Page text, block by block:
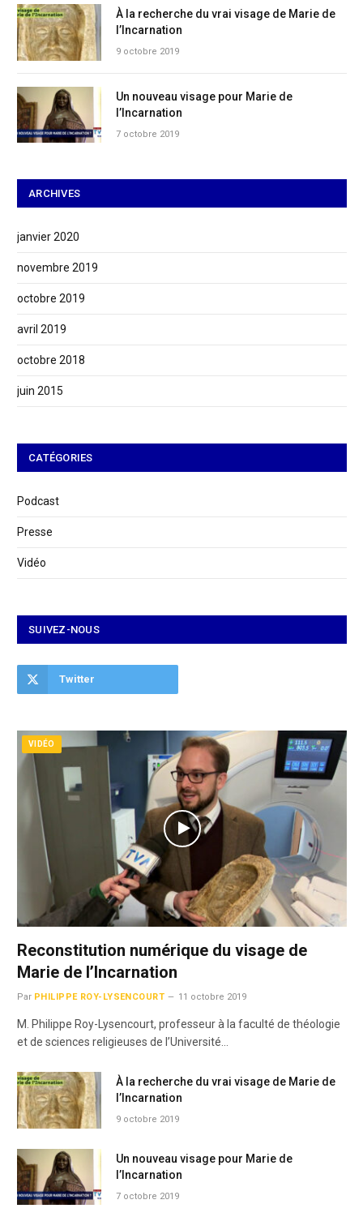
À la recherche du vrai visage de Marie de
l’Incarnation
9 octobre 2019
Un nouveau visage pour Marie de
l’Incarnation
7 octobre 2019
ARCHIVES
janvier 2020
novembre 2019
octobre 2019
avril 2019
octobre 2018
juin 2015
CATÉGORIES
Podcast
Presse
Vidéo
SUIVEZ-NOUS
Twitter
VIDÉO
Reconstitution numérique du visage de
Marie de l’Incarnation
Par PHILIPPE ROY-LYSENCOURT 11 octobre 2019
M. Philippe Roy-Lysencourt, professeur à la faculté de théologie
et de sciences religieuses de l’Université…
À la recherche du vrai visage de Marie de
l’Incarnation
9 octobre 2019
Un nouveau visage pour Marie de
l’Incarnation
7 octobre 2019